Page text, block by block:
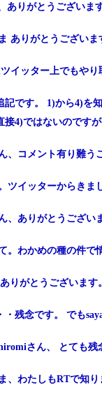
ありがとうございま
ありがとうござい
イッター上でもや
記です。 1)から4)を
接4)ではないのです
、コメント有り難う
ツイッターからきま
、ありがとうござい
。わかめの種の件で
りがとうございます
・残念です。 でも
さん、 とても残
、わたしもRTで知